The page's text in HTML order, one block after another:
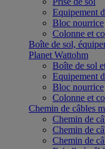
Equipement
Bloc nourrice
Colonne et
Boîte de sol,
Planet Wattohm
Boîte de sol
Equipement
Bloc nourrice
Colonne et
Chemin de câbles
Chemin de
Chemin de
Chemin de